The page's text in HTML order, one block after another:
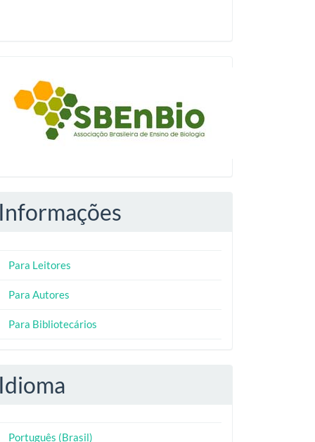
blocologosbenbio
Informações
Para Leitores
Para Autores
Para Bibliotecários
Idioma
Português (Brasil)